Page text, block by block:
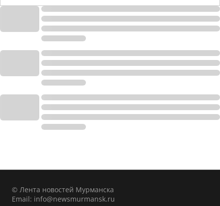
© Лента новостей Мурманска
Email: info@newsmurmansk.ru